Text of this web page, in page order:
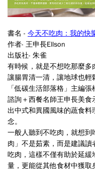
書名 - 今天不吃肉：我的快
作者- 王申長Ellson
出版社- 朱雀
有時候，就是不想吃那麼多
讓腸胃清一清，讓地球也輕
「低碳生活部落格」主編
諮詢＋西餐名師王申長美食
出中式和異國風味的蔬食
念。
一般人聽到不吃肉，就想
肉」不是茹素，而是建議
吃肉，這樣不僅有助於延
量，更能從其他食材中獲取